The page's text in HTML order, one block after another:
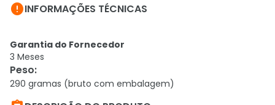
INFORMAÇÕES TÉCNICAS
Garantia do Fornecedor
3 Meses
Peso:
290 gramas (bruto com embalagem)